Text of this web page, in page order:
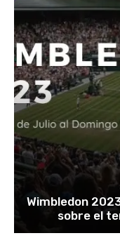
Wimbledon
sobre el